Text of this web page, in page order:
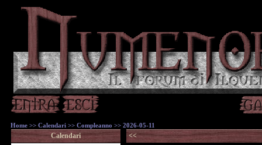
Home >> Calendari >> Compleanno >> 2026-05-11
Calendari <<